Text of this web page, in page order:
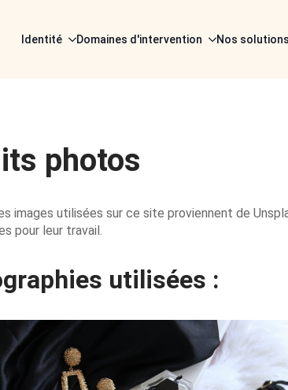
Identité Domaines d'intervention Nos solutions
photos
images utilisées sur ce site proviennent de
pour leur travail.
utilisées :